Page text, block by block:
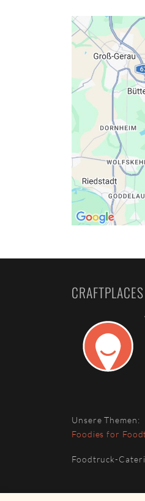
CRAFTPLACES
Unsere Themen:
Foodies for
Foodtruck-